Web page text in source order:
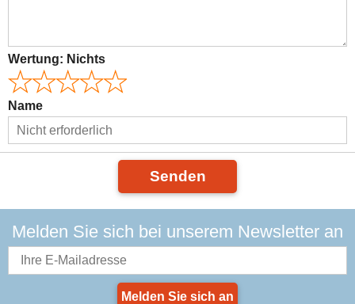
Wertung: Nichts
Name
Senden
Melden Sie sich bei unserem Newsletter an
Melden Sie sich an